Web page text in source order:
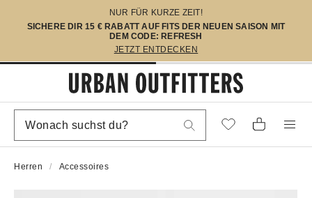
NUR FÜR KURZE ZEIT!
SICHERE DIR 15 € RABATT AUF FITS DER NEUEN SAISON MIT
DEM CODE: REFRESH
JETZT ENTDECKEN
Herren Accessoires